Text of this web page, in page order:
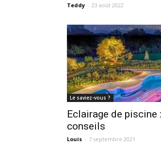
Teddy - 23 août 2022
Le saviez-vous ?
Eclairage de piscine
conseils
Louis - 7 septembre 2021